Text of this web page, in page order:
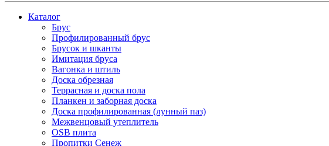
Каталог
Брус
Профилированный брус
Брусок и шканты
Имитация бруса
Вагонка и штиль
Доска обрезная
Террасная и доска пола
Планкен и заборная доска
Доска профилированная (лунный паз)
Межвенцовый утеплитель
OSB плита
Пропитки Сенеж